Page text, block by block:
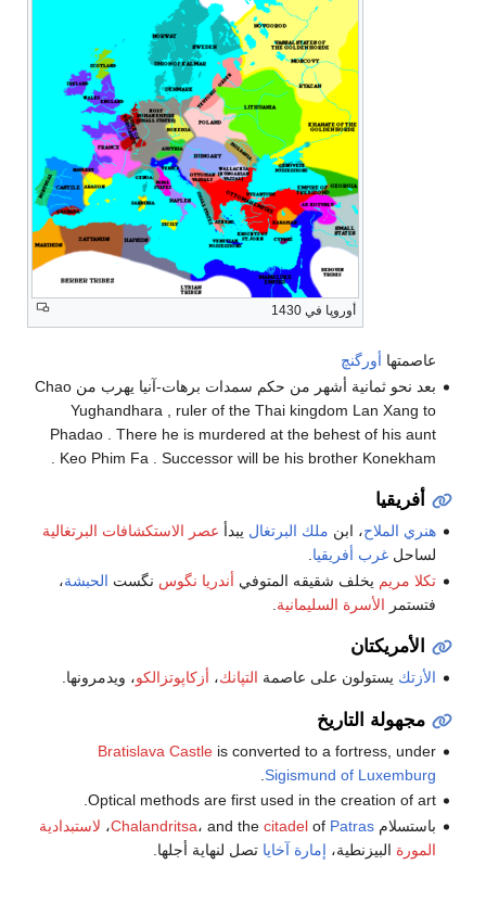
أوروپا في 1430
عاصمتها أورگنچ
بعد نحو ثمانية أشهر من حكم سمدات برهات-آنيا يهرب من Chao
Yughandhara , ruler of the Thai kingdom Lan Xang to
Phadao . There he is murdered at the behest of his aunt
Keo Phim Fa . Successor will be his brother Konekham .
أفريقيا
هنري الملاح، ابن ملك البرتغال يبدأ عصر الاستكشافات البرتغالية
لساحلغرب أفريقيا.
تكلا مريم يخلف شقيقه المتوفي أندريا نگوس نگست الحبشة،
فتستمر الأسرة السليمانية
الأمريكتان
الأزتك يستولون على عاصمة التپانك، أزكاپوتزالكو، ويدمرونها.
مجهولة التاريخ
Bratislava Castleis converted to a fortress, under
Sigismund of Luxemburg
Optical methods are first used in the creation of art.
باستسلام
Chalandritsa، and the citadelof Patras ، لاستبدادية
المورة البيزنطية، إمارة آخايا تصل لنهاية أجلها.